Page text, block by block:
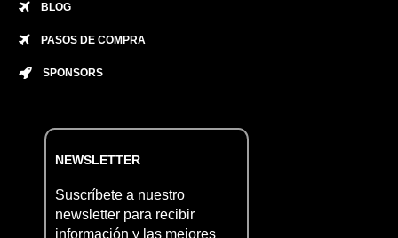
BLOG
PASOS DE COMPRA
SPONSORS
NEWSLETTER
Suscríbete a nuestro
newsletter para recibir
información y las mejores